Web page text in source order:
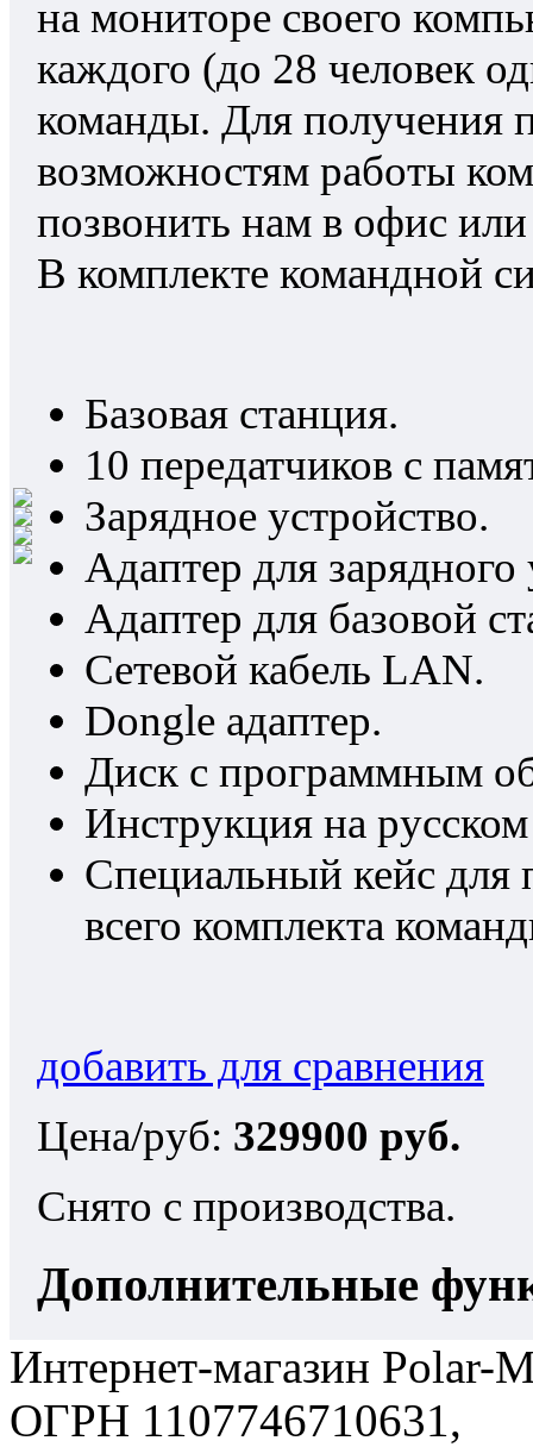
на мониторе своего
каждого (до 28 человек
команды. Для получения
возможностям работы
позвонить нам в офис
В комплекте командной
Базовая станция.
10 передатчиков с
Зарядное устройство.
Адаптер для зарядного
Адаптер для базовой
Сетевой кабель LAN.
Dongle адаптер.
Диск с программным
Инструкция на
Специальный кейс для
всего комплекта
добавить для сравнения
Цена/руб: 329900 руб.
Снято с производства.
Дополнительные
Интернет-магазин
ОГРН 1107746710631,